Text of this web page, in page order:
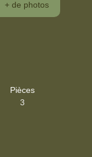
+ de photos
Pièces
3